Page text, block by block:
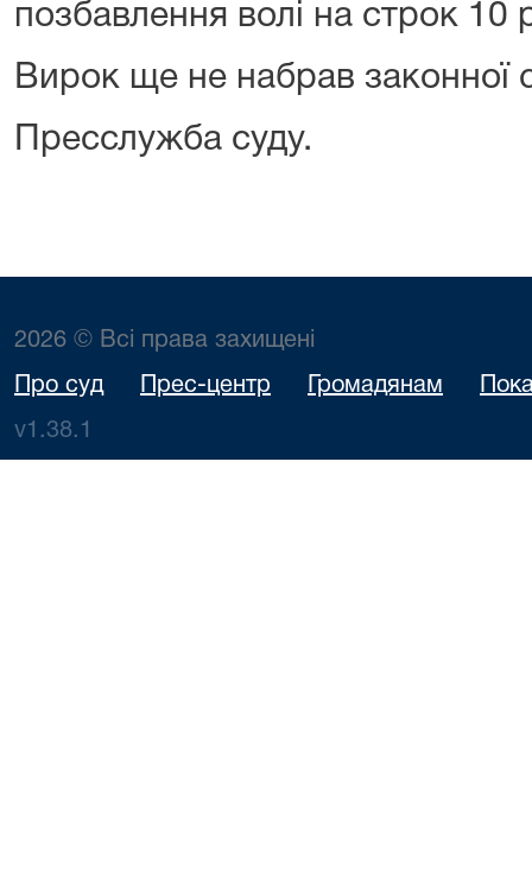
позбавлення волі на строк 10
Вирок ще не набрав законної
Пресслужба суду.
2026 © Всі права захищені
Про суд Прес-центр Громадянам
v1.38.1